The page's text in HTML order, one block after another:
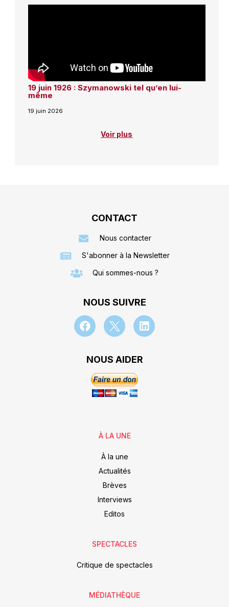
19 juin 1926 : Szymanowski tel qu’en lui-
même
19 juin 2026
Voir plus
CONTACT
Nous contacter
S'abonner à la Newsletter
Qui sommes-nous ?
NOUS SUIVRE
NOUS AIDER
À LA UNE
À la une
Actualités
Brèves
Interviews
Editos
SPECTACLES
Critique de spectacles
MÉDIATHÈQUE